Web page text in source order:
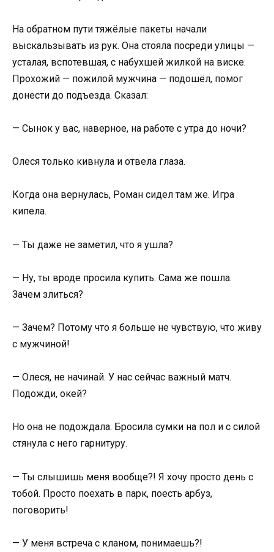
На обратном пути тяжёлые пакеты начали
выскальзывать из рук. Она стояла посреди улицы —
усталая, вспотевшая, с набухшей жилкой на виске.
Прохожий — пожилой мужчина — подошёл, помог
донести до подъезда. Сказал:
— Сынок у вас, наверное, на работе с утра до ночи?
Олеся только кивнула и отвела глаза.
Когда она вернулась, Роман сидел там же. Игра
кипела.
— Ты даже не заметил, что я ушла?
— Ну, ты вроде просила купить. Сама же пошла.
Зачем злиться?
— Зачем? Потому что я больше не чувствую, что живу
с мужчиной!
— Олеся, не начинай. У нас сейчас важный матч.
Подожди, окей?
Но она не подождала. Бросила сумки на пол и с силой
стянула с него гарнитуру.
— Ты слышишь меня вообще?! Я хочу просто день с
тобой. Просто поехать в парк, поесть арбуз,
поговорить!
— У меня встреча с кланом, понимаешь?!